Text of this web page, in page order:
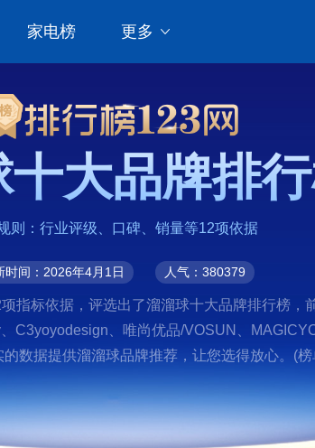
家电榜 更多
大品牌排
则：行业评级、口碑、销量等12项依据
时间：2026年4月1日 人气：380379
指标依据，评选出了溜溜球十大品牌排行榜
C3yoyodesign、唯尚优品/VOSUN、
数据提供溜溜球品牌推荐，让您选得放心。(